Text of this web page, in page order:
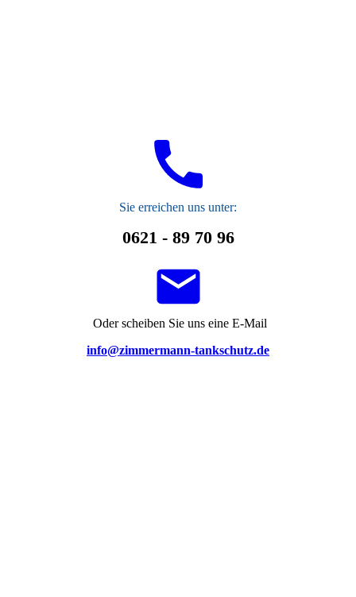
Sie erreichen uns unter:
0621 - 89 70 96
Oder scheiben Sie uns eine E-Mail
info@zimmermann-tankschutz.de